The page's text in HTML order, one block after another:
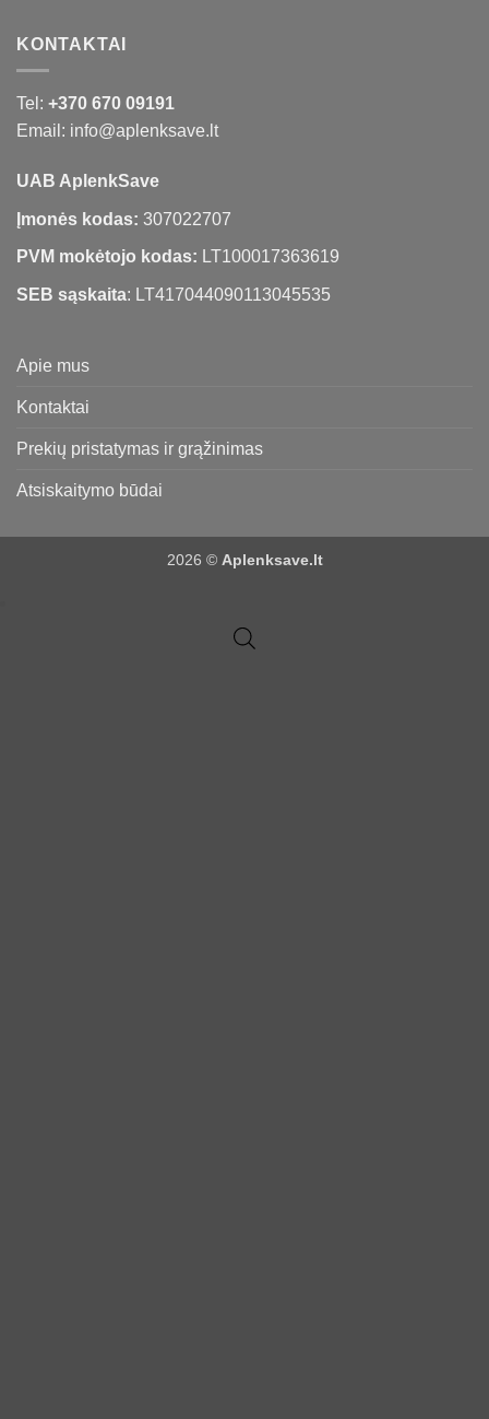
KONTAKTAI
Tel: +370 670 09191
Email: info@aplenksave.lt
UAB AplenkSave
Įmonės kodas: 307022707
PVM mokėtojo kodas: LT100017363619
SEB sąskaita: LT417044090113045535
Apie mus
Kontaktai
Prekių pristatymas ir grąžinimas
Atsiskaitymo būdai
2026 © Aplenksave.lt